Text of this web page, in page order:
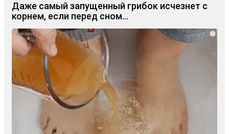
Даже самый запущенный грибок исчезнет с
корнем, если перед сном…
i